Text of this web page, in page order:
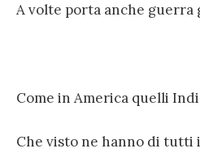
A volte porta anche guerra
Come in America quelli
Che visto ne hanno di tutti